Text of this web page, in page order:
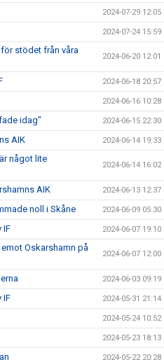
2024-07-29 12:05
2024-07-24 15:59
stödet från våra
2024-06-20 12:01
2024-06-18 20:57
2024-06-16 10:28
idag" 2024-06-15 22:30
AIK 2024-06-14 19:33
något lite
2024-06-14 16:02
AIK 2024-06-13 12:37
noll i Skåne 2024-06-09 05:30
IF 2024-06-07 19:10
Oskarshamn på
2024-06-07 12:00
2024-06-03 09:19
IF 2024-05-31 21:14
2024-05-24 10:52
2024-05-23 18:13
2024-05-22 20:28